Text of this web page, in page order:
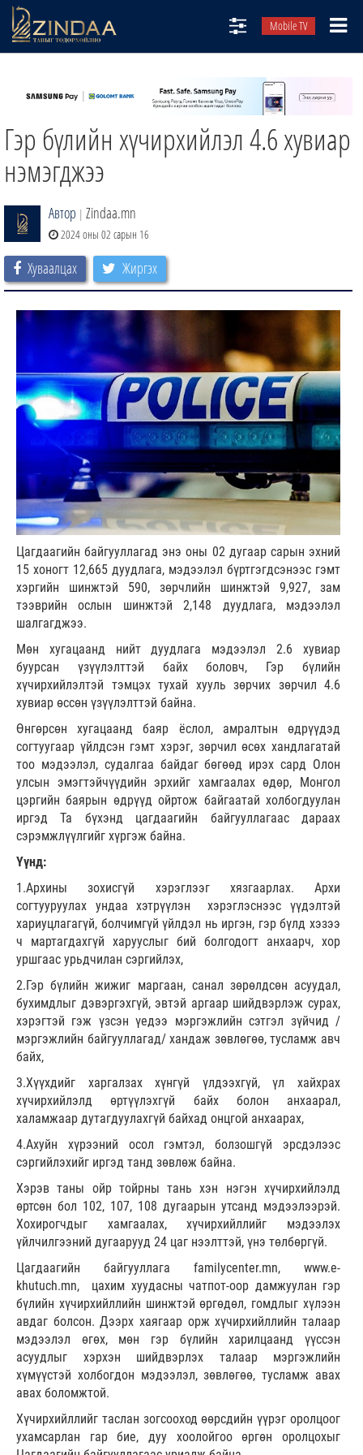
Mobile TV
ТВ8
ӨГЛӨӨНИЙ СОНИН
АУДИО ЗОХИОЛ
ЗИНДАА СЭТГҮҮЛ
Гэр бүлийн хүчирхийлэл 4.6 хувиар
нэмэгджээ
Автор | Zindaa.mn
2024 оны 02 сарын 16
Хуваалцах Жиргэх
Цагдаагийн байгууллагад энэ оны 02 дугаар сарын эхний
15 хоногт 12,665 дуудлага, мэдээлэл бүртгэгдсэнээс гэмт
хэргийн шинжтэй 590, зөрчлийн шинжтэй 9,927, зам
тээврийн ослын шинжтэй 2,148 дуудлага, мэдээлэл
шалгагджээ.
Мөн хугацаанд нийт дуудлага мэдээлэл 2.6 хувиар
буурсан үзүүлэлттэй байх боловч, Гэр бүлийн
хүчирхийлэлтэй тэмцэх тухай хууль зөрчих зөрчил 4.6
хувиар өссөн үзүүлэлттэй байна.
Өнгөрсөн хугацаанд баяр ёслол, амралтын өдрүүдэд
согтуугаар үйлдсэн гэмт хэрэг, зөрчил өсөх хандлагатай
тоо мэдээлэл, судалгаа байдаг бөгөөд ирэх сард Олон
улсын эмэгтэйчүүдийн эрхийг хамгаалах өдөр, Монгол
цэргийн баярын өдрүүд ойртож байгаатай холбогдуулан
иргэд Та бүхэнд цагдаагийн байгууллагаас дараах
сэрэмжлүүлгийг хүргэж байна.
Үүнд:
1.Архины зохисгүй хэрэглээг хязгаарлах. Архи
согтууруулах ундаа хэтрүүлэн хэрэглэснээс үүдэлтэй
хариуцлагагүй, болчимгүй үйлдэл нь иргэн, гэр бүлд хэзээ
ч мартагдахгүй харууслыг бий болгодогт анхаарч, хор
уршгаас урьдчилан сэргийлэх,
2.Гэр бүлийн жижиг маргаан, санал зөрөлдсөн асуудал,
бухимдлыг дэвэргэхгүй, эвтэй аргаар шийдвэрлэж сурах,
хэрэгтэй гэж үзсэн үедээ мэргэжлийн сэтгэл зүйчид /
мэргэжлийн байгууллагад/ хандаж зөвлөгөө, тусламж авч
байх,
3.Хүүхдийг харгалзах хүнгүй үлдээхгүй, үл хайхрах
хүчирхийлэлд өртүүлэхгүй байх болон анхаарал,
халамжаар дутагдуулахгүй байхад онцгой анхаарах,
4.Ахуйн хүрээний осол гэмтэл, болзошгүй эрсдэлээс
сэргийлэхийг иргэд танд зөвлөж байна.
Хэрэв таны ойр тойрны тань хэн нэгэн хүчирхийлэлд
өртсөн бол 102, 107, 108 дугаарын утсанд мэдээлээрэй.
Хохирогчдыг хамгаалах, хүчирхийллийг мэдээлэх
үйлчилгээний дугаарууд 24 цаг нээлттэй, үнэ төлбөргүй.
Цагдаагийн байгууллага familycenter.mn, www.e-
khutuch.mn, цахим хуудасны чатпот-оор дамжуулан гэр
бүлийн хүчирхийллийн шинжтэй өргөдөл, гомдлыг хүлээн
авдаг болсон. Дээрх хаягаар орж хүчирхийллийн талаар
мэдээлэл өгөх, мөн гэр бүлийн харилцаанд үүссэн
асуудлыг хэрхэн шийдвэрлэх талаар мэргэжлийн
хүмүүстэй холбогдон мэдээлэл, зөвлөгөө, тусламж авах
авах боломжтой.
Хүчирхийллийг таслан зогсооход өөрсдийн үүрэг оролцоог
ухамсарлан гар бие, дуу хоолойгоо өргөн оролцохыг